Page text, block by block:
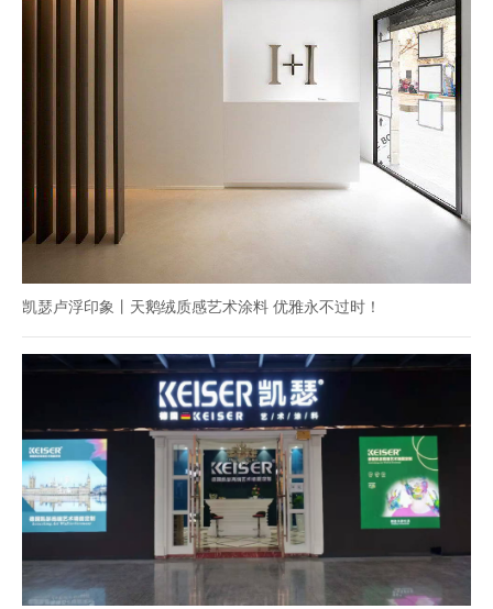
凯瑟卢浮印象丨天鹅绒质感艺术涂料 优雅永不过时！